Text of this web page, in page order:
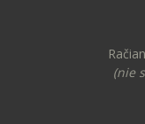
(nie